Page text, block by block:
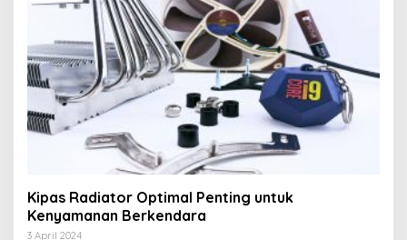
Kipas Radiator Optimal Penting untuk
Kenyamanan Berkendara
3 April 2024